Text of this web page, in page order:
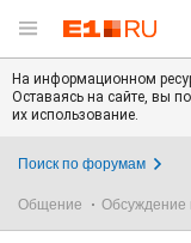
На информационном
Оставаясь на сайте, вы
их использование.
Поиск по форумам
Общение Обсуждение